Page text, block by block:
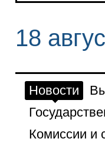
18
Новости
Комиссии и